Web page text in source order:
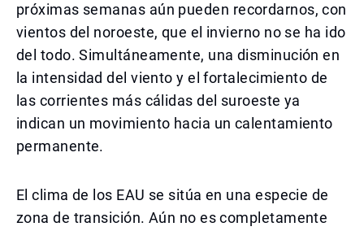
próximas semanas aún pueden recordarnos, con
vientos del noroeste, que el invierno no se ha ido
del todo. Simultáneamente, una disminución en
la intensidad del viento y el fortalecimiento de
las corrientes más cálidas del suroeste ya
indican un movimiento hacia un calentamiento
permanente.
El clima de los EAU se sitúa en una especie de
zona de transición. Aún no es completamente